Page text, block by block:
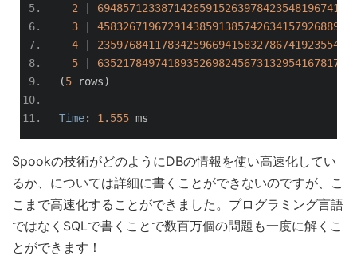
2
3
4
5
(5 rows)
Time: 1.555 ms
Spookの技術がどのようにDBの情報を使い高速化してい
るか、については詳細に書くことができないのですが、こ
こまで高速化することができました。プログラミング言語
ではなくSQLで書くことで数百万個の問題も一度に解くこ
とができます！